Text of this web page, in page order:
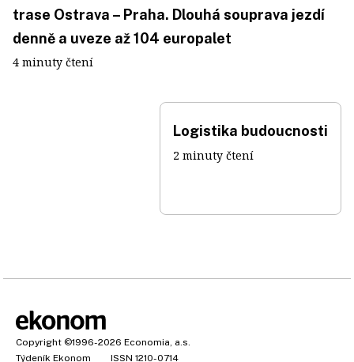
trase Ostrava – Praha. Dlouhá souprava jezdí
denně a uveze až 104 europalet
4 minuty čtení
Logistika budoucnosti
2 minuty čtení
Copyright ©1996-2026 Economia, a.s.
Týdeník Ekonom
ISSN 1210-0714